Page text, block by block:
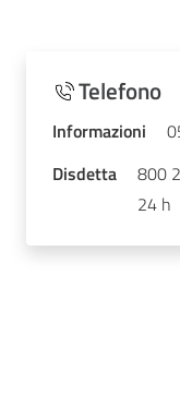
Telefono
Informazioni
Disdetta
800
24 h